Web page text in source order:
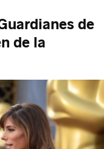
de
de la